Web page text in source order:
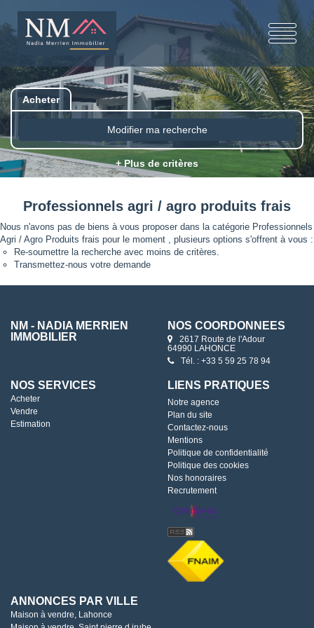
Acheter
Modifier ma recherche
+ Plus de critères
Professionnels agri / agro produits frais
Nous n'avons pas de biens à vous proposer dans la catégorie Professionnels
Agri / Agro Produits frais pour le moment , plusieurs options s'offrent à vous :
Re-soumettre la recherche avec moins de critères.
Transmettez-nous votre demande
NM - NADIA MERRIEN
IMMOBILIER
NOS COORDONNÉES
2617 Route de l'Adour
64990 LAHONCE
Tél. : +33 5 59 25 78 94
NOS SERVICES
Acheter
Vendre
Estimation
LIENS PRATIQUES
Notre agence
Plan du site
Contactez-nous
Mentions
Politique de confidentialité
Politique des cookies
Nos honoraires
Recrutement
ANNONCES PAR VILLE
Maison à vendre, Lahonce